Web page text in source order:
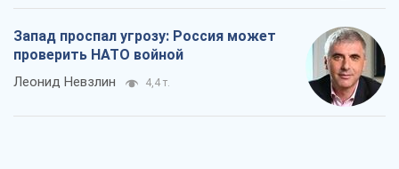
Запад проспал угрозу: Россия может
проверить НАТО войной
Леонид Невзлин 4,4 т.